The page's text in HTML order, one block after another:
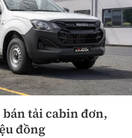
tải cabin đơn,
đồng